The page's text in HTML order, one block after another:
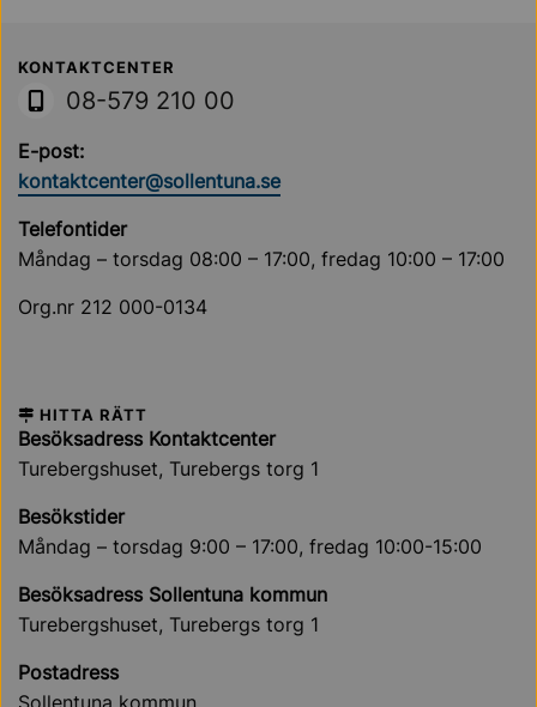
Sollentuna Kommun
KONTAKTCENTER
08-579 210 00
E-post:
kontaktcenter@sollentuna.se
Telefontider
Måndag – torsdag 08:00 – 17:00, fredag 10:00 – 17:00
Org.nr 212 000-0134
HITTA RÄTT
Besöksadress Kontaktcenter
Turebergshuset, Turebergs torg 1
Besökstider
Måndag – torsdag 9:00 – 17:00, fredag 10:00-15:00
Besöksadress Sollentuna kommun
Turebergshuset, Turebergs torg 1
Postadress
Sollentuna kommun